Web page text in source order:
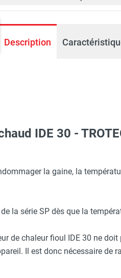
Description
TROTEC
IDE 30 -
la gaine, la
la série SP dès que la
de chaleur fioul IDE 30 ne
Il est donc nécessaire de